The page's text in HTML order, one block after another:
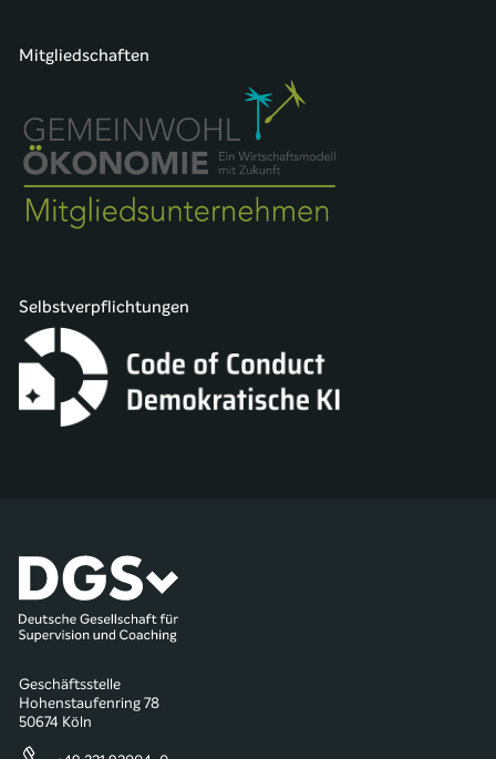
Mitgliedschaften
Selbstverpflichtungen
Geschäftsstelle
Hohenstaufenring 78
50674 Köln